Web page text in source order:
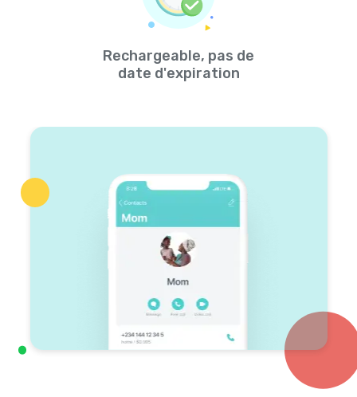
Rechargeable, pas de
date d'expiration